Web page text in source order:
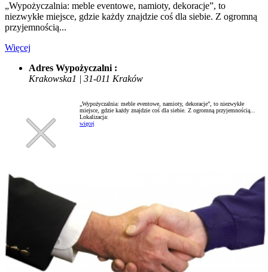
„Wypożyczalnia: meble eventowe, namioty, dekoracje”, to
niezwykłe miejsce, gdzie każdy znajdzie coś dla siebie. Z ogromną
przyjemnością...
Więcej
Adres Wypożyczalni :
Krakowska1 | 31-011 Kraków
„Wypożyczalnia: meble eventowe, namioty, dekoracje”, to niezwykłe
miejsce, gdzie każdy znajdzie coś dla siebie. Z ogromną przyjemnością...
Lokalizacja:
więcej